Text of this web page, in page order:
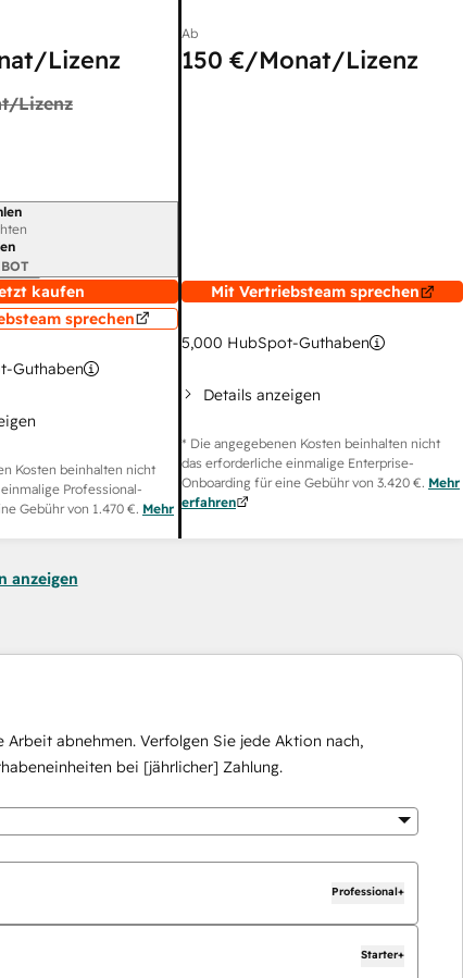
Lizenz
Lizenz
kaufen
sprechen
Guthaben
Kosten beinhalten nicht
Professional-
Gebühr von 1.470 €. Mehr
Ab
150 €/Monat/Lizenz
Mit Vertriebsteam sprechen
5,000 HubSpot-Guthaben
Details anzeigen
* Die angegebenen Kosten beinhalten nicht
das erforderliche einmalige Enterprise-
Onboarding für eine Gebühr von 3.420 €. Mehr
erfahren
anzeigen
abnehmen. Verfolgen Sie jede Aktion nach,
bei [jährlicher] Zahlung.
Professional+
Starter+